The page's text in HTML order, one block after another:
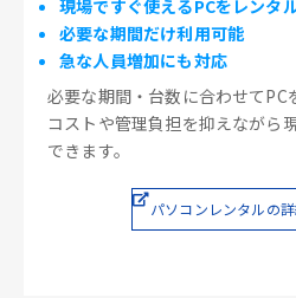
現場ですぐ使えるPCをレンタ
必要な期間だけ利用可能
急な人員増加にも対応
必要な期間・台数に合わせてPC
コストや管理負担を抑えながら
できます。
パソコンレンタルの